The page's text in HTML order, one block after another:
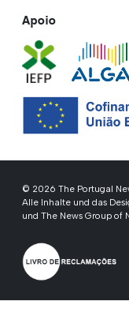
Apoio
© 2026 The Portugal
Alle Inhalte und das
und The News Group of